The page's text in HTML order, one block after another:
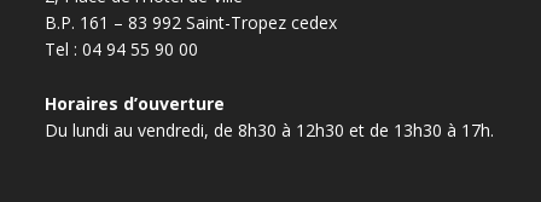
B.P. 161 – 83 992 Saint-Tropez cedex
Tel : 04 94 55 90 00
Horaires d’ouverture
Du lundi au vendredi, de 8h30 à 12h30 et de 13h30 à 17h.